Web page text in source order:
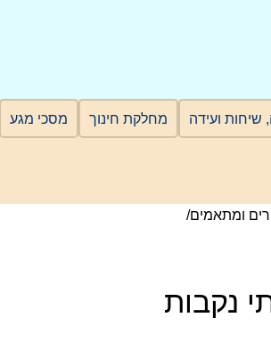
ועידה מחלקת חינוך מסכי מגע
ומתאמים